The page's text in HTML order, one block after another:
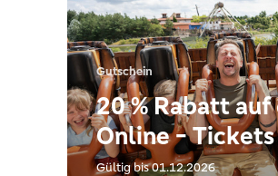
Gutschein
20 % Rabatt auf
Online - Tickets
Gültig bis 01.12.2026